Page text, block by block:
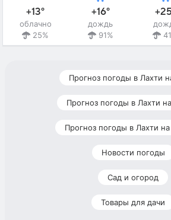
+13°
облачно
25%
+16°
дождь
91%
Прогноз погоды в Лахти
Прогноз погоды в Лахти
Прогноз погоды в Лахти
Новости погоды
Сад и огород
Товары для дачи